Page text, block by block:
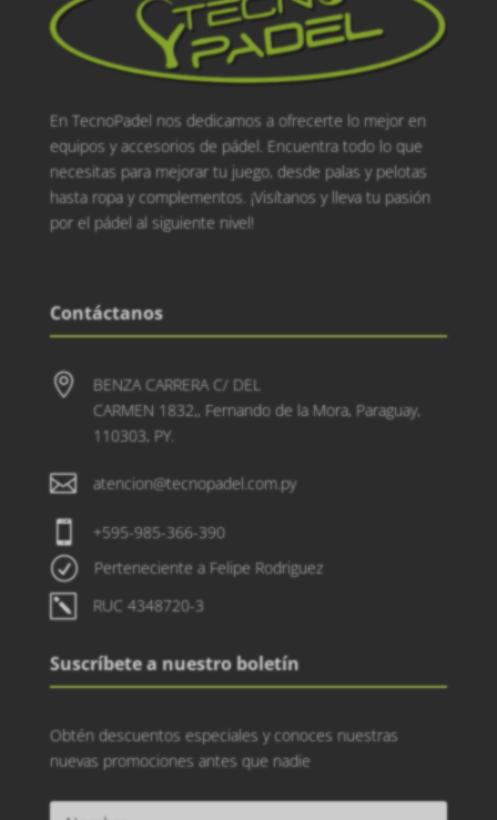
En TecnoPadel nos dedicamos a ofrecerte lo mejor en
equipos y accesorios de pádel. Encuentra todo lo que
necesitas para mejorar tu juego, desde palas y pelotas
hasta ropa y complementos. ¡Visítanos y lleva tu pasión
por el pádel al siguiente nivel!
Contáctanos

BENZA CARRERA C/ DEL
CARMEN 1832,, Fernando de la Mora, Paraguay,
110303, PY.
 atencion@tecnopadel.com.py
 +595-985-366-390
R Perteneciente a Felipe Rodriguez
k RUC 4348720-3
Suscríbete a nuestro boletín
Obtén descuentos especiales y conoces nuestras
nuevas promociones antes que nadie